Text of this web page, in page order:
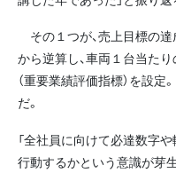
その１つが、売上目標の
から逆算し、車両１台当た
（重要業績評価指標）を設定
だ。
「全社員に向けて必達数字
行動するかという意識が芽